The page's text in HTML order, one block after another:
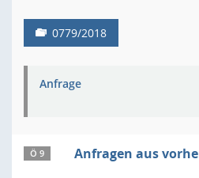
0779/2018
Anfrage
Ö 9 Anfragen aus